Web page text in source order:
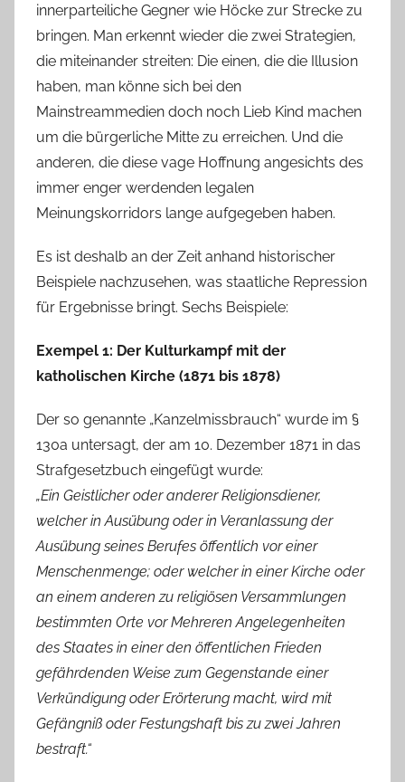
innerparteiliche Gegner wie Höcke zur Strecke zu
bringen. Man erkennt wieder die zwei Strategien,
die miteinander streiten: Die einen, die die Illusion
haben, man könne sich bei den
Mainstreammedien doch noch Lieb Kind machen
um die bürgerliche Mitte zu erreichen. Und die
anderen, die diese vage Hoffnung angesichts des
immer enger werdenden legalen
Meinungskorridors lange aufgegeben haben.
Es ist deshalb an der Zeit anhand historischer
Beispiele nachzusehen, was staatliche Repression
für Ergebnisse bringt. Sechs Beispiele:
Exempel 1: Der Kulturkampf mit der
katholischen Kirche (1871 bis 1878)
Der so genannte „Kanzelmissbrauch“ wurde im §
130a untersagt, der am 10. Dezember 1871 in das
Strafgesetzbuch eingefügt wurde:
„Ein Geistlicher oder anderer Religionsdiener,
welcher in Ausübung oder in Veranlassung der
Ausübung seines Berufes öffentlich vor einer
Menschenmenge; oder welcher in einer Kirche oder
an einem anderen zu religiösen Versammlungen
bestimmten Orte vor Mehreren Angelegenheiten
des Staates in einer den öffentlichen Frieden
gefährdenden Weise zum Gegenstande einer
Verkündigung oder Erörterung macht, wird mit
Gefängniß oder Festungshaft bis zu zwei Jahren
bestraft.“